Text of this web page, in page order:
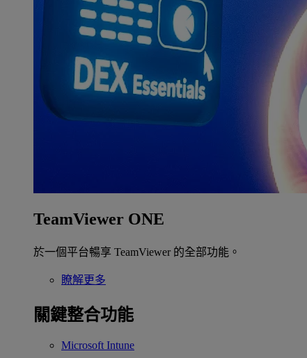
TeamViewer ONE
於一個平台暢享 TeamViewer 的全部功能。
瞭解更多
關鍵整合功能
Microsoft Intune